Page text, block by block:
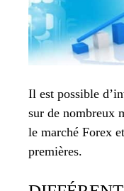
Il est possible
sur de nombreux
le marché Forex
premières.